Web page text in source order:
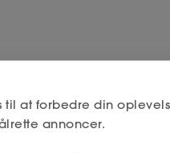
til at forbedre din
annoncer.